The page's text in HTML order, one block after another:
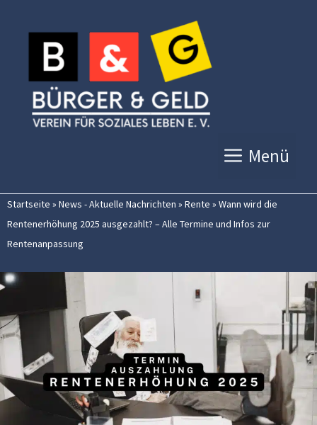
Inhalt
springen
Menü
Startseite » News - Aktuelle Nachrichten » Rente » Wann wird die
Rentenerhöhung 2025 ausgezahlt? – Alle Termine und Infos zur
Rentenanpassung